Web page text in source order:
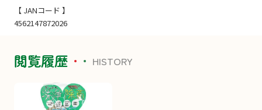
【 JANコード 】
4562147872026
閲覧履歴 HISTORY